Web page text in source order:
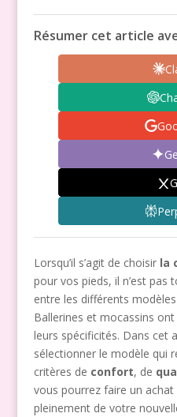
Résumer cet article
Lorsqu’il s’agit de choisir la
pour vos pieds, il n’est pas
entre les différents
Ballerines et mocassins
leurs spécificités. Dans cet
sélectionner le modèle qui
critères de confort, de
vous pourrez faire un
pleinement de votre